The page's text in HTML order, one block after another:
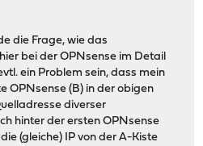
die Frage, wie das
bei der OPNsense im Detail
ein Problem sein, dass mein
OPNsense (B) in der obigen
diverser
hinter der ersten OPNsense
(gleiche) IP von der A-Kiste